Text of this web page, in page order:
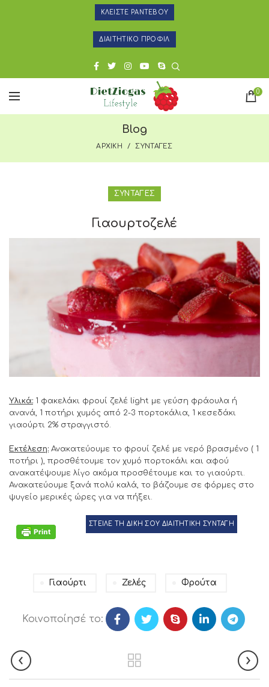
ΚΛΕΙΣΤΕ ΡΑΝΤΕΒΟΥ
ΔΙΑΙΤΗΤΙΚΟ ΠΡΟΦΙΛ
0
Blog
ΑΡΧΙΚΗ ΣΥΝΤΑΓΕΣ
ΣΥΝΤΑΓΕΣ
Γιαουρτοζελέ
Υλικά: 1 φακελάκι φρουί ζελέ light με γεύση φράουλα ή
ανανά, 1 ποτήρι χυμός από 2-3 πορτοκάλια, 1 κεσεδάκι
γιαούρτι 2% στραγγιστό.
Εκτέλεση: Ανακατεύουμε το φρουί ζελέ με νερό βρασμένο ( 1
ποτήρι ), προσθέτουμε τον χυμό πορτοκάλι και αφού
ανακατέψουμε λίγο ακόμα προσθέτουμε και το γιαούρτι.
Ανακατεύουμε ξανά πολύ καλά, το βάζουμε σε φόρμες στο
ψυγείο μερικές ώρες για να πήξει.
ΣΤΕΙΛΕ ΤΗ ΔΙΚΗ ΣΟΥ ΔΙΑΙΤΗΤΙΚΗ ΣΥΝΤΑΓΗ
Γιαούρτι Ζελές Φρούτα
Κοινοποίησέ το: